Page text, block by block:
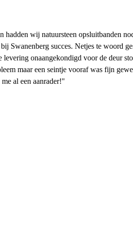
hadden wij natuursteen opsluitbanden
Swanenberg succes. Netjes te woord
levering onaangekondigd voor de deur
maar een seintje vooraf was fijn
al een aanrader!"